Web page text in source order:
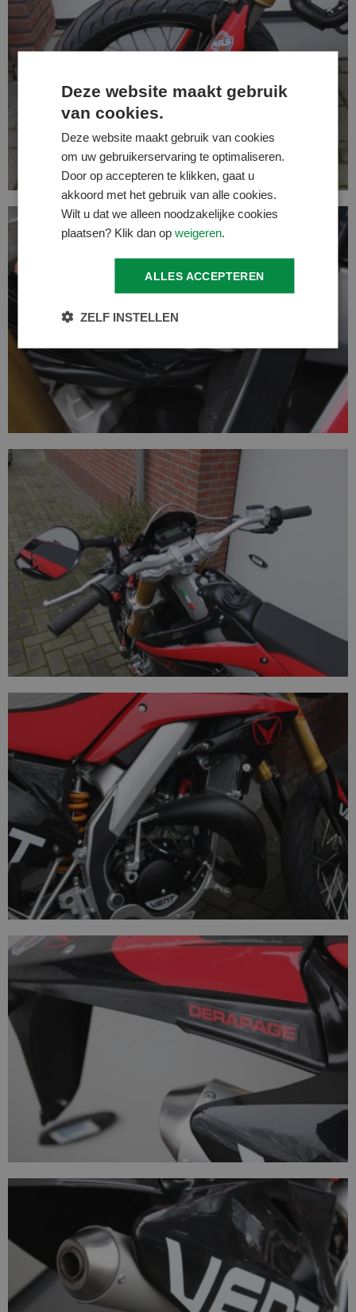
Deze website maakt gebruik
van cookies.
Deze website maakt gebruik van cookies
om uw gebruikerservaring te optimaliseren.
Door op accepteren te klikken, gaat u
akkoord met het gebruik van alle cookies.
Wilt u dat we alleen noodzakelijke cookies
plaatsen? Klik dan opweigeren.
ALLES ACCEPTEREN
ZELF INSTELLEN